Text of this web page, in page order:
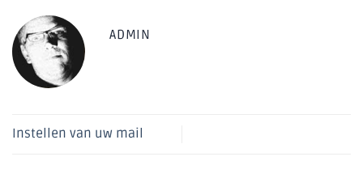
ADMIN
Instellen van uw mail